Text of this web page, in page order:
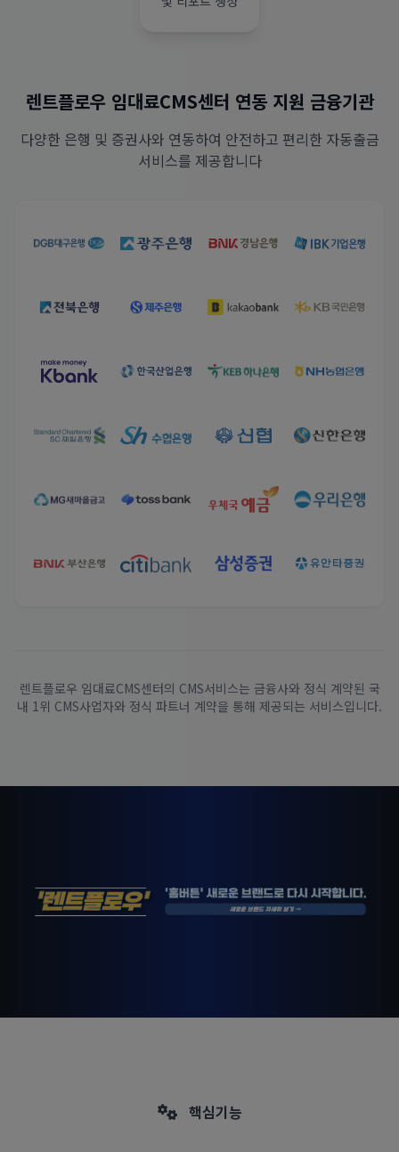
렌트플로우 임대료CMS센터 연동 지원 금융기관
다양한 은행 및 증권사와 연동하여 안전하고 편리한 자동출금
서비스를 제공합니다
렌트플로우 임대료CMS센터의 CMS서비스는 금융사와 정식 계약된 국
내 1위 CMS사업자와 정식 파트너 계약을 통해 제공되는 서비스입니다.
핵심기능